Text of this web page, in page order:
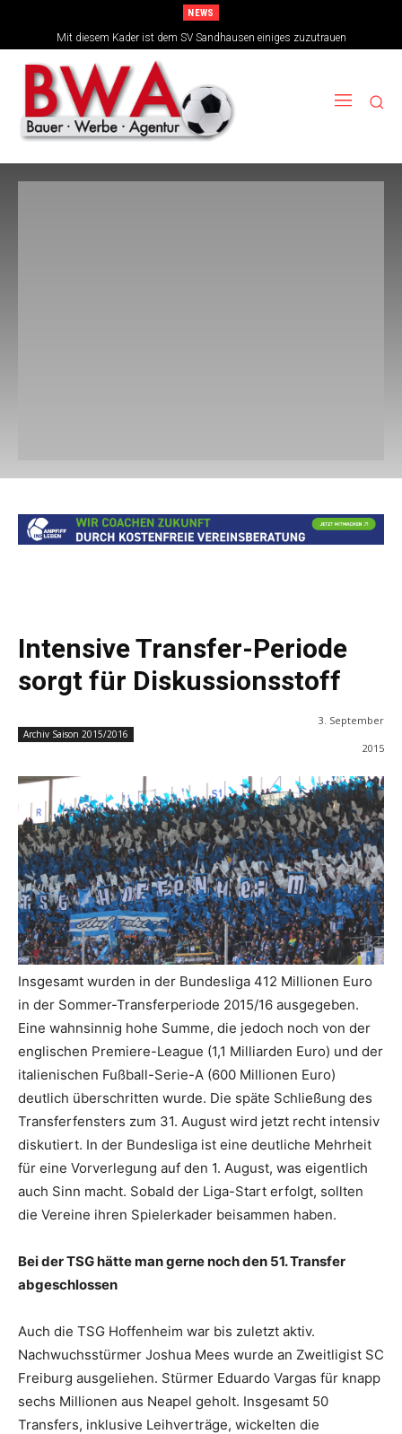
NEWS
Mit diesem Kader ist dem SV Sandhausen einiges zuzutrauen
Intensive Transfer-Periode
sorgt für Diskussionsstoff
Archiv Saison 2015/2016
3. September
2015
Insgesamt wurden in der Bundesliga 412 Millionen Euro
in der Sommer-Transferperiode 2015/16 ausgegeben.
Eine wahnsinnig hohe Summe, die jedoch noch von der
englischen Premiere-League (1,1 Milliarden Euro) und der
italienischen Fußball-Serie-A (600 Millionen Euro)
deutlich überschritten wurde. Die späte Schließung des
Transferfensters zum 31. August wird jetzt recht intensiv
diskutiert. In der Bundesliga ist eine deutliche Mehrheit
für eine Vorverlegung auf den 1. August, was eigentlich
auch Sinn macht. Sobald der Liga-Start erfolgt, sollten
die Vereine ihren Spielerkader beisammen haben.
Bei der TSG hätte man gerne noch den 51. Transfer
abgeschlossen
Auch die TSG Hoffenheim war bis zuletzt aktiv.
Nachwuchsstürmer Joshua Mees wurde an Zweitligist SC
Freiburg ausgeliehen. Stürmer Eduardo Vargas für knapp
sechs Millionen aus Neapel geholt. Insgesamt 50
Transfers, inklusive Leihverträge, wickelten die